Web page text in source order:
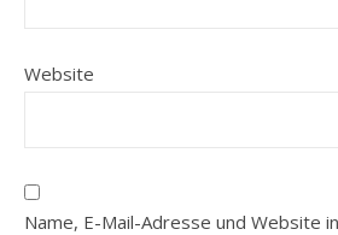
Website
Name, E-Mail-Adresse und Website